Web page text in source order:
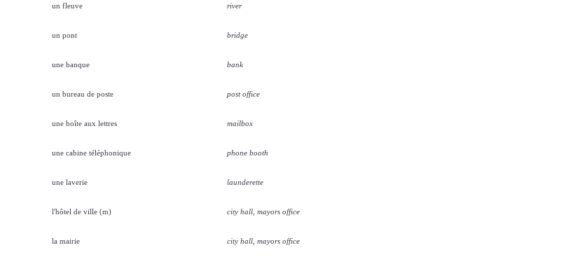
un fleuve river
un pont bridge
une banque bank
un bureau de poste post office
une boîte aux lettres mailbox
une cabine téléphonique phone booth
une laverie launderette
l'hôtel de ville (m) city hall, mayors office
la mairie city hall, mayors office